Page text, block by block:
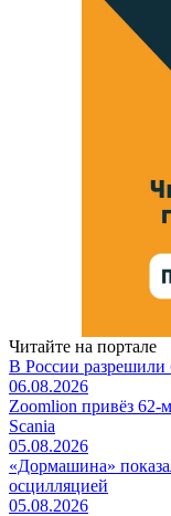
Читайте на портале
В России разрешили
06.08.2026
Zoomlion привёз 62-
Scania
05.08.2026
«Дормашина»
осцилляцией
05.08.2026